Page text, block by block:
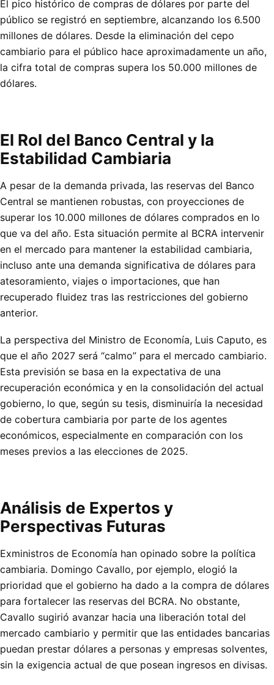
El pico histórico de compras de dólares por parte del
público se registró en septiembre, alcanzando los 6.500
millones de dólares. Desde la eliminación del cepo
cambiario para el público hace aproximadamente un año,
la cifra total de compras supera los 50.000 millones de
dólares.
El Rol del Banco Central y la
Estabilidad Cambiaria
A pesar de la demanda privada, las reservas del Banco
Central se mantienen robustas, con proyecciones de
superar los 10.000 millones de dólares comprados en lo
que va del año. Esta situación permite al BCRA intervenir
en el mercado para mantener la estabilidad cambiaria,
incluso ante una demanda significativa de dólares para
atesoramiento, viajes o importaciones, que han
recuperado fluidez tras las restricciones del gobierno
anterior.
La perspectiva del Ministro de Economía, Luis Caputo, es
que el año 2027 será “calmo” para el mercado cambiario.
Esta previsión se basa en la expectativa de una
recuperación económica y en la consolidación del actual
gobierno, lo que, según su tesis, disminuiría la necesidad
de cobertura cambiaria por parte de los agentes
económicos, especialmente en comparación con los
meses previos a las elecciones de 2025.
Análisis de Expertos y
Perspectivas Futuras
Exministros de Economía han opinado sobre la política
cambiaria. Domingo Cavallo, por ejemplo, elogió la
prioridad que el gobierno ha dado a la compra de dólares
para fortalecer las reservas del BCRA. No obstante,
Cavallo sugirió avanzar hacia una liberación total del
mercado cambiario y permitir que las entidades bancarias
puedan prestar dólares a personas y empresas solventes,
sin la exigencia actual de que posean ingresos en divisas.